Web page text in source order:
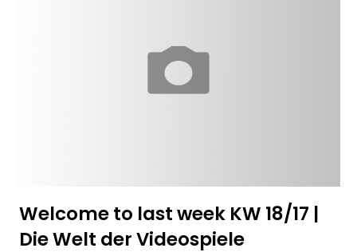
Welcome to last week KW 18/17 |
Die Welt der Videospiele